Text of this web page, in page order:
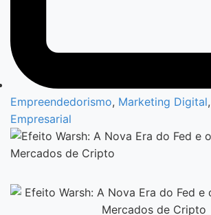
Empreendedorismo, Marketing Digital,
Empresarial